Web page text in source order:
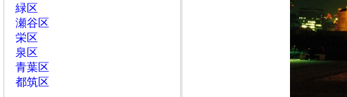
緑区
瀬谷区
栄区
泉区
青葉区
都筑区